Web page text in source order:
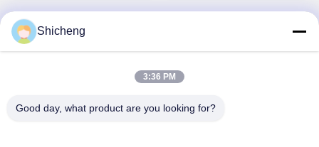
Комната 101, No13 Вэйминская средняя дорога, город
Shicheng
3:36 PM
Good day, what product are you looking for?